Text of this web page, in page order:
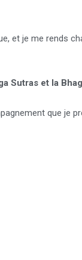
et je me rends
Sutras et la
que je